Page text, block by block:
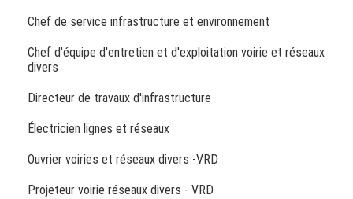
Chef de service infrastructure et environnement
Chef d'équipe d'entretien et d'exploitation voirie et réseaux
divers
Directeur de travaux d'infrastructure
Électricien lignes et réseaux
Ouvrier voiries et réseaux divers -VRD
Projeteur voirie réseaux divers - VRD